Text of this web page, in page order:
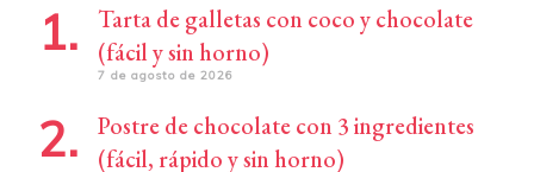
Tarta de galletas con coco y chocolate
(fácil y sin horno)
7 de agosto de 2026
Postre de chocolate con 3 ingredientes
(fácil, rápido y sin horno)